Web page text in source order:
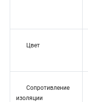
Цвет
Сопротивление
изоляции